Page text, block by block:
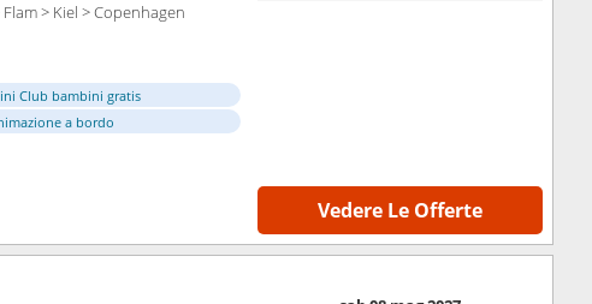
> Kiel > Copenhagen
Club bambini gratis
a bordo
Vedere Le Offerte